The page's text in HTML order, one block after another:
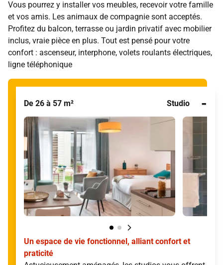
Vous pourrez y installer vos meubles, recevoir votre famille
et vos amis. Les animaux de compagnie sont acceptés.
Profitez du balcon, terrasse ou jardin privatif avec mobilier
inclus, vraie pièce en plus. Tout est pensé pour votre
confort : ascenseur, interphone, volets roulants électriques,
ligne téléphonique
De 26 à 57 m² Studio -
Un espace de vie fonctionnel, alliant confort et
praticité